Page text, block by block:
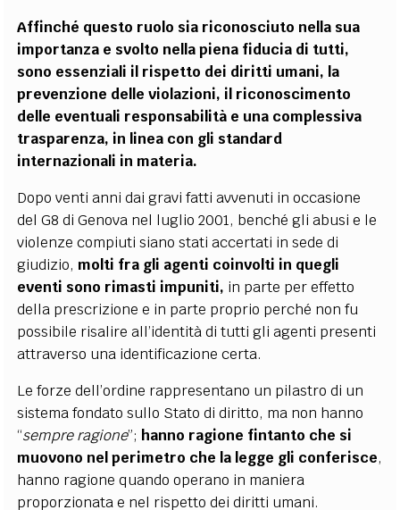
Affinché questo ruolo sia riconosciuto nella sua
importanza e svolto nella piena fiducia di tutti,
sono essenziali il rispetto dei diritti umani, la
prevenzione delle violazioni, il riconoscimento
delle eventuali responsabilità e una complessiva
trasparenza, in linea con gli standard
internazionali in materia.
Dopo venti anni dai gravi fatti avvenuti in occasione
del G8 di Genova nel luglio 2001, benché gli abusi e le
violenze compiuti siano stati accertati in sede di
giudizio, molti fra gli agenti coinvolti in quegli
eventi sono rimasti impuniti, in parte per effetto
della prescrizione e in parte proprio perché non fu
possibile risalire all’identità di tutti gli agenti presenti
attraverso una identificazione certa.
Le forze dell’ordine rappresentano un pilastro di un
sistema fondato sullo Stato di diritto, ma non hanno
“sempre ragione”; hanno ragione fintanto che si
muovono nel perimetro che la legge gli conferisce,
hanno ragione quando operano in maniera
proporzionata e nel rispetto dei diritti umani.